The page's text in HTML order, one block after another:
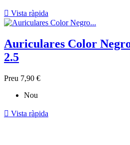
 Vista ràpida
Auriculares Color
2.5
Preu 7,90 €
Nou
 Vista ràpida